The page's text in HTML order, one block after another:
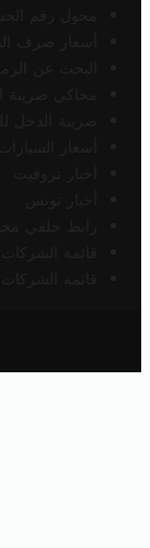
محول رقم
أسعار صرف
البحث عن
محاكي ضريبة
ضريبة الدخل
أسعار
أخبار تروفيت
أخبار تونس
رابط خلفي
قائمة الشركات
قائمة الشركات